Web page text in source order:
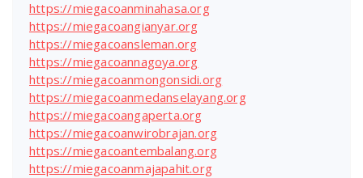
https://miegacoanminahasa.org
https://miegacoangianyar.org
https://miegacoansleman.org
https://miegacoannagoya.org
https://miegacoanmongonsidi.org
https://miegacoanmedanselayang.org
https://miegacoangaperta.org
https://miegacoanwirobrajan.org
https://miegacoantembalang.org
https://miegacoanmajapahit.org